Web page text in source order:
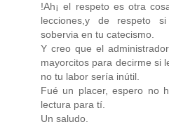
!Ah¡ el respeto es otra
lecciones,y de respeto
sobervia en tu catecismo.
Y creo que el
mayorcitos para decirme si
no tu labor sería inútil.
Fué un placer, espero no
lectura para tí.
Un saludo.